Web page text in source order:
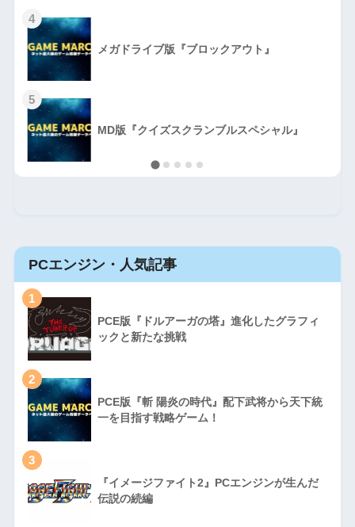
4
メガドライブ版『ブロックアウト』
5
MD版『クイズスクランブルスペシャル』
PCエンジン・人気記事
1
PCE版『ドルアーガの塔』進化したグラフィ
ックと新たな挑戦
2
PCE版『斬 陽炎の時代』配下武将から天下統
一を目指す戦略ゲーム！
3
『イメージファイト2』PCエンジンが生んだ
伝説の続編